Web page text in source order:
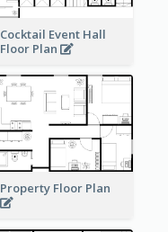
Cocktail Event Hall
Floor Plan
Property Floor Plan